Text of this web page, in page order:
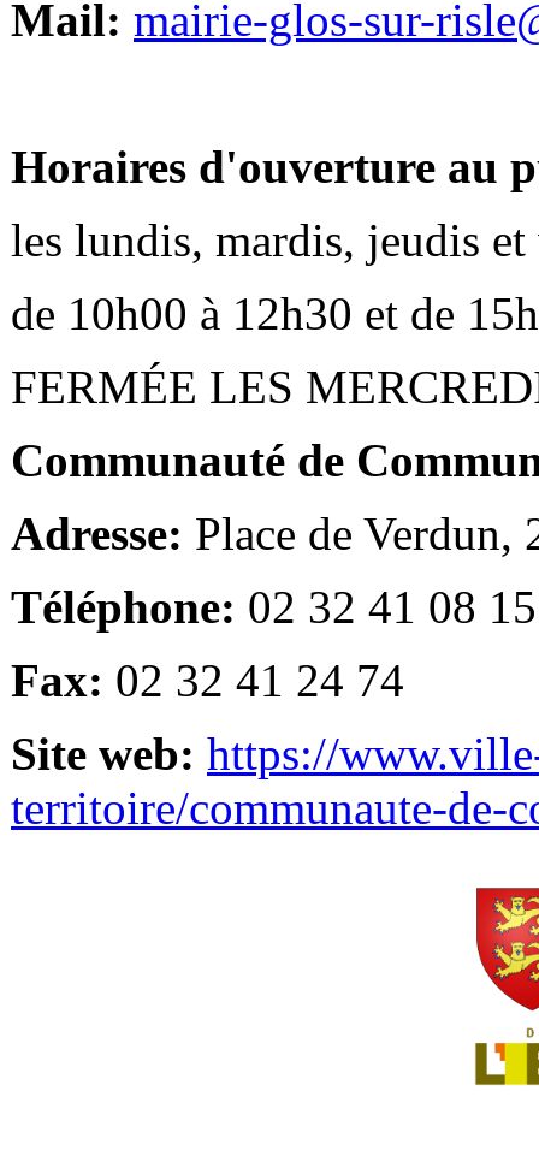
Mail: mairie-glos-sur-
Horaires d'ouverture au
les lundis, mardis, jeudis et
de 10h00 à 12h30 et de
FERMÉE LES
Communauté de
Adresse: Place de Verdun,
Téléphone: 02 32 41 08 15
Fax: 02 32 41 24 74
Site web: https://
territoire/communaute-de-